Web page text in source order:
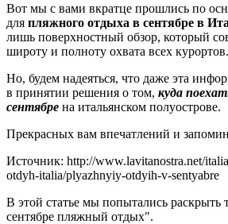
Вот мы с вами вкратце прошлись по
для пляжного отдыха в сентябре в
лишь поверхностный обзор, который
широту и полноту охвата всех курортов.
Но, будем надеяться, что даже эта
в принятии решения о том, куда
сентябре на итальянском полуострове.
Прекрасных вам впечатлений и
Источник: http://www.lavitanostra.net/
otdyh-italia/plyazhnyiy-otdyih-v-sentyabre
В этой статье мы попытались раскрыть
сентябре пляжный отдых".